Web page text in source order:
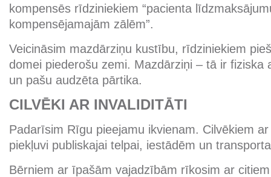
kompensēs rīdziniekiem “pacienta
kompensējamajām zālēm”.
Veicināsim mazdārziņu kustību, rīdziniekiem
domei piederošu zemi. Mazdārziņi – tā ir fiziska
un pašu audzēta pārtika.
CILVĒKI AR INVALIDITĀTI
Padarīsim Rīgu pieejamu ikvienam. Cilvēkiem
piekļuvi publiskajai telpai, iestādēm un
Bērniem ar īpašām vajadzībām rīkosim ar